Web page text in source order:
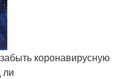
коронавирусную
ли